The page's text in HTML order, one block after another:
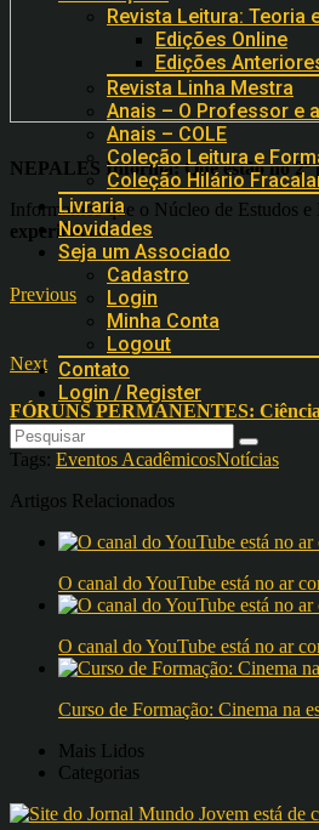
Revista Leitura: Teoria
Edições Online
Edições
Revista Linha Mestra
Anais – O Professor e
Anais – COLE
Coleção Leitura e
Coleção Hilário
Livraria
Novidades
Seja um Associado
Cadastro
Login
Minha Conta
Logout
Contato
Login / Register
NEPALES Informa:Que estão no
Informamos que o Núcleo de Estudos
experiências.
Previous
Next
FÓRUNS PERMANENTES:
Tags: Eventos AcadêmicosNotícias
Artigos Relacionados
O canal do YouTube está no ar
O canal do YouTube está no ar
Curso de Formação: Cinema na
Mais Lidos
Categorias